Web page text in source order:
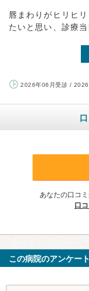
唇まわりがヒリヒ
たいと思い、診療当
2026年06月受診 / 2026
あなたの口コ
口
この病院のアンケー